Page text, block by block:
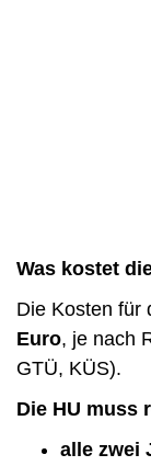
Was kostet
Die Kosten für
Euro, je nach
GTÜ, KÜS).
Die HU muss
alle zwei